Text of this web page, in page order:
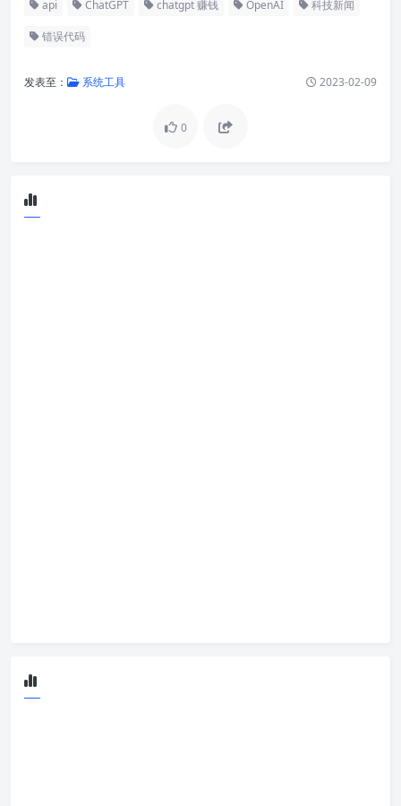
api ChatGPT chatgpt 赚钱 OpenAI 科技新闻
错误代码
发表至： 系统工具 2023-02-09
0